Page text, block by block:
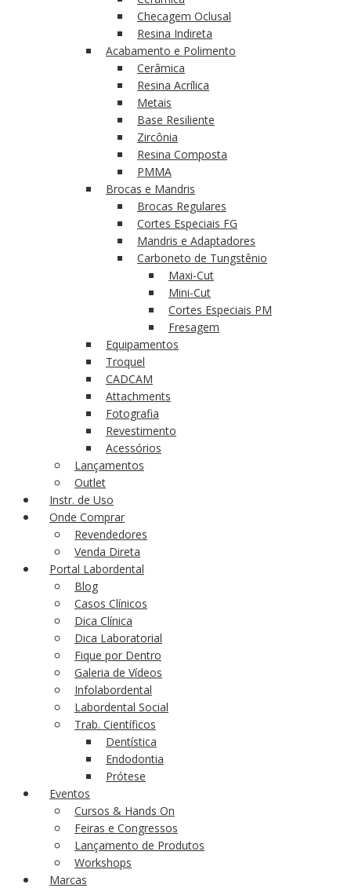
Checagem Oclusal
Resina Indireta
Acabamento e Polimento
Cerâmica
Resina Acrílica
Metais
Base Resiliente
Zircônia
Resina Composta
PMMA
Brocas e Mandris
Brocas Regulares
Cortes Especiais FG
Mandris e Adaptadores
Carboneto de Tungstênio
Maxi-Cut
Mini-Cut
Cortes Especiais PM
Fresagem
Equipamentos
Troquel
CADCAM
Attachments
Fotografia
Revestimento
Acessórios
Lançamentos
Outlet
Instr. de Uso
Onde Comprar
Revendedores
Venda Direta
Portal Labordental
Blog
Casos Clínicos
Dica Clínica
Dica Laboratorial
Fique por Dentro
Galeria de Vídeos
Infolabordental
Labordental Social
Trab. Científicos
Dentística
Endodontia
Prótese
Eventos
Cursos & Hands On
Feiras e Congressos
Lançamento de Produtos
Workshops
Marcas